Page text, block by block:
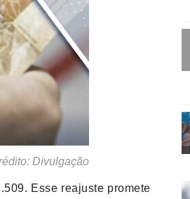
Divulgação
Esse reajuste promete